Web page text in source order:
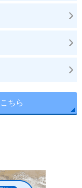
ちら